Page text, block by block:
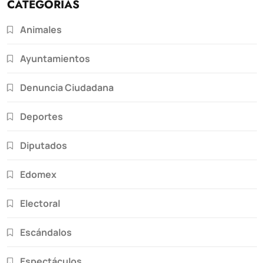
CATEGORÍAS
Animales
Ayuntamientos
Denuncia Ciudadana
Deportes
Diputados
Edomex
Electoral
Escándalos